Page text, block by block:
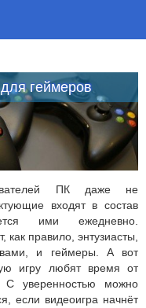
геймеров
ПК даже не
входят в состав
ими ежедневно.
правило, энтузиасты,
и геймеры. А вот
игру любят время от
уверенностью можно
если видеоигра начнёт